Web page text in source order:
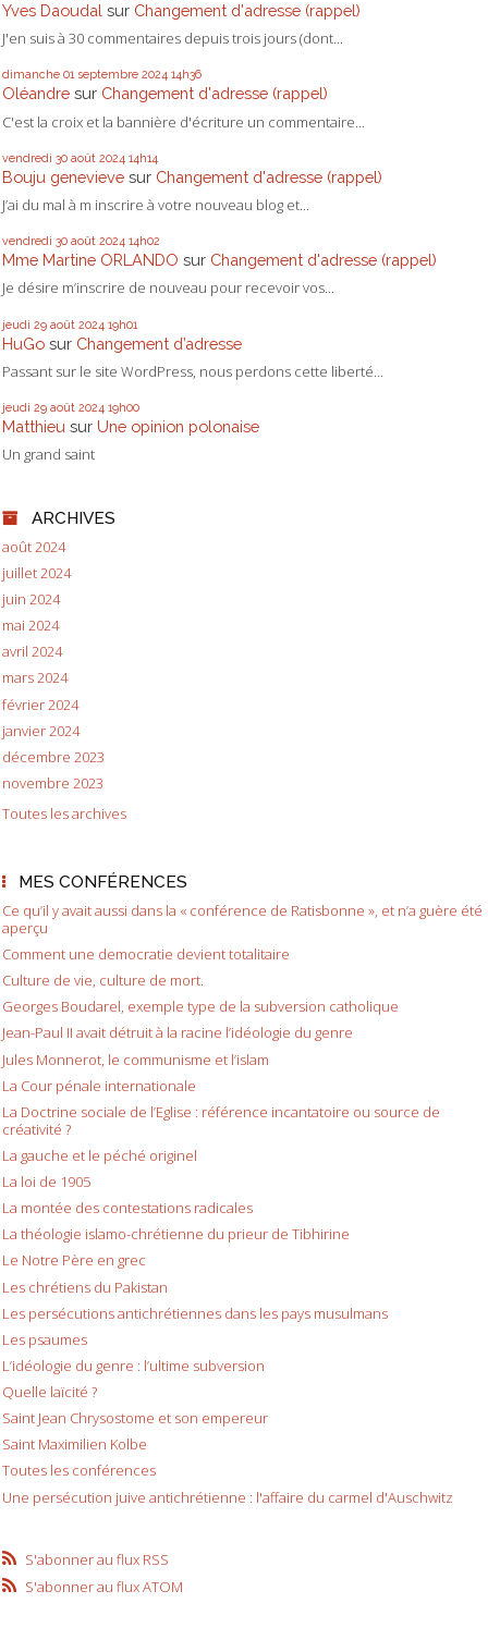
Yves Daoudal sur Changement d'adresse (rappel)
J'en suis à 30 commentaires depuis trois jours (dont...
dimanche 01 septembre 2024 14h36
Oléandre sur Changement d'adresse (rappel)
C'est la croix et la bannière d'écriture un commentaire...
vendredi 30 août 2024 14h14
Bouju genevieve sur Changement d'adresse (rappel)
J’ai du mal à m inscrire à votre nouveau blog et...
vendredi 30 août 2024 14h02
Mme Martine ORLANDO sur Changement d'adresse (rappel)
Je désire m’inscrire de nouveau pour recevoir vos...
jeudi 29 août 2024 19h01
HuGo sur Changement d’adresse
Passant sur le site WordPress, nous perdons cette liberté...
jeudi 29 août 2024 19h00
Matthieu sur Une opinion polonaise
Un grand saint
ARCHIVES
août 2024
juillet 2024
juin 2024
mai 2024
avril 2024
mars 2024
février 2024
janvier 2024
décembre 2023
novembre 2023
Toutes les archives
MES CONFÉRENCES
Ce qu’il y avait aussi dans la « conférence de Ratisbonne », et n’a guère été
aperçu
Comment une democratie devient totalitaire
Culture de vie, culture de mort.
Georges Boudarel, exemple type de la subversion catholique
Jean-Paul II avait détruit à la racine l’idéologie du genre
Jules Monnerot, le communisme et l’islam
La Cour pénale internationale
La Doctrine sociale de l’Eglise : référence incantatoire ou source de
créativité ?
La gauche et le péché originel
La loi de 1905
La montée des contestations radicales
La théologie islamo-chrétienne du prieur de Tibhirine
Le Notre Père en grec
Les chrétiens du Pakistan
Les persécutions antichrétiennes dans les pays musulmans
Les psaumes
L’idéologie du genre : l’ultime subversion
Quelle laïcité ?
Saint Jean Chrysostome et son empereur
Saint Maximilien Kolbe
Toutes les conférences
Une persécution juive antichrétienne : l'affaire du carmel d'Auschwitz
S'abonner au flux RSS
S'abonner au flux ATOM